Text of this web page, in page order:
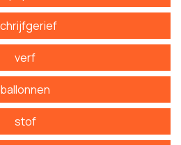
verf
ballonnen
stof